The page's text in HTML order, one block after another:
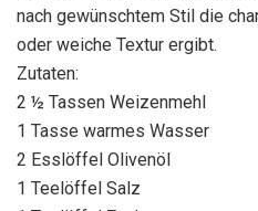
nach gewünschtem Stil die
oder weiche Textur ergibt.
Zutaten:
2 ½ Tassen Weizenmehl
1 Tasse warmes Wasser
2 Esslöffel Olivenöl
1 Teelöffel Salz